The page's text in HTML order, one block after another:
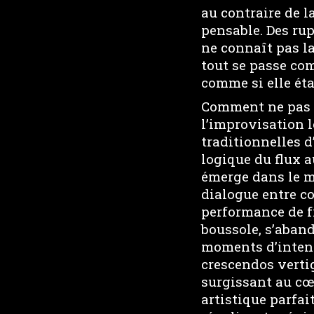
au contraire de
pensable. Des
ne connaît pas
tout se passe
comme si elle
Comment ne
l’improvisation
traditionnelles
logique du flux
émerge dans le
dialogue entre
performance de
boussole,
moments
crescendos
surgissant au
artistique